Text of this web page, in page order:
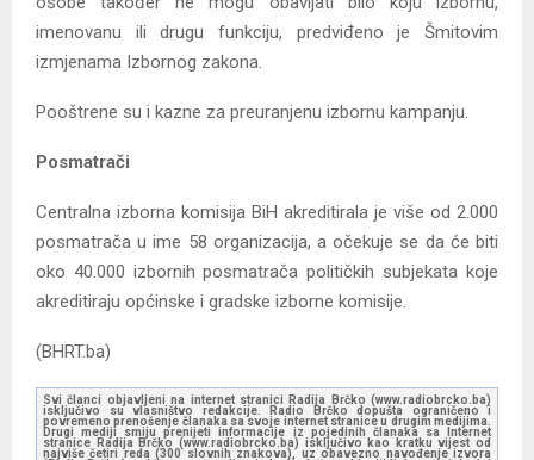
imenovanu ili drugu funkciju, predviđeno je Šmitovim
izmjenama Izbornog zakona.
Pooštrene su i kazne za preuranjenu izbornu kampanju.
Posmatrači
Centralna izborna komisija BiH akreditirala je više od 2.000
posmatrača u ime 58 organizacija, a očekuje se da će biti
oko 40.000 izbornih posmatrača političkih subjekata koje
akreditiraju općinske i gradske izborne komisije.
(BHRT.ba)
Svi članci objavljeni na internet stranici Radija Brčko (www.radiobrcko.ba)
isključivo su vlasništvo redakcije. Radio Brčko dopušta ograničeno i
povremeno prenošenje članaka sa svoje internet stranice u drugim medijima.
Drugi mediji smiju prenijeti informacije iz pojedinih članaka sa Internet
stranice Radija Brčko (www.radiobrcko.ba) isključivo kao kratku vijest od
najviše četiri reda (300 slovnih znakova), uz obavezno navođenje izvora